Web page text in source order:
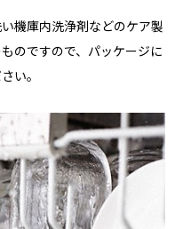
機庫内洗浄剤などのケア製
のですので、パッケージに
い。